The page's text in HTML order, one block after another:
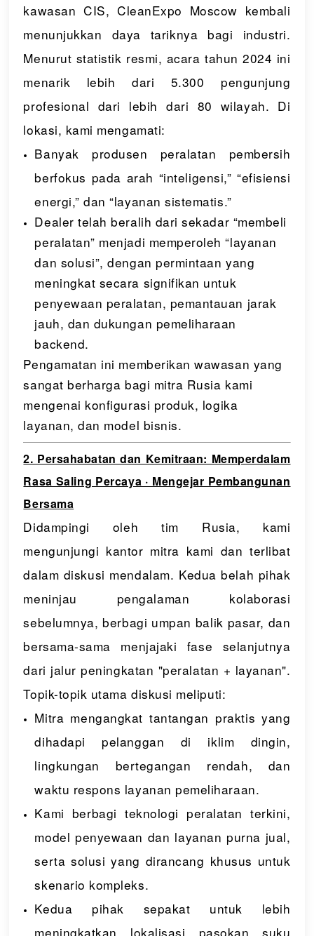
kawasan CIS, CleanExpo Moscow kembali
menunjukkan daya tariknya bagi industri.
Menurut statistik resmi, acara tahun 2024 ini
menarik lebih dari 5.300 pengunjung
profesional dari lebih dari 80 wilayah. Di
lokasi, kami mengamati:
Banyak produsen peralatan pembersih
berfokus pada arah “inteligensi,” “efisiensi
energi,” dan “layanan sistematis.”
Dealer telah beralih dari sekadar “membeli
peralatan” menjadi memperoleh “layanan
dan solusi”, dengan permintaan yang
meningkat secara signifikan untuk
penyewaan peralatan, pemantauan jarak
jauh, dan dukungan pemeliharaan
backend.
Pengamatan ini memberikan wawasan yang
sangat berharga bagi mitra Rusia kami
mengenai konfigurasi produk, logika
layanan, dan model bisnis.
2. Persahabatan dan Kemitraan: Memperdalam
Rasa Saling Percaya · Mengejar Pembangunan
Bersama
Didampingi oleh tim Rusia, kami
mengunjungi kantor mitra kami dan terlibat
dalam diskusi mendalam. Kedua belah pihak
meninjau pengalaman kolaborasi
sebelumnya, berbagi umpan balik pasar, dan
bersama-sama menjajaki fase selanjutnya
dari jalur peningkatan "peralatan + layanan".
Topik-topik utama diskusi meliputi:
Mitra mengangkat tantangan praktis yang
dihadapi pelanggan di iklim dingin,
lingkungan bertegangan rendah, dan
waktu respons layanan pemeliharaan.
Kami berbagi teknologi peralatan terkini,
model penyewaan dan layanan purna jual,
serta solusi yang dirancang khusus untuk
skenario kompleks.
Kedua pihak sepakat untuk lebih
meningkatkan lokalisasi pasokan suku